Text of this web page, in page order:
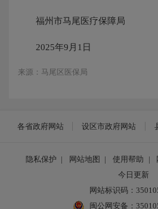
福州市马尾医疗保障局
2025年9月1日
来源：马尾区医保局
各省政府网站 设区市政府网站
隐私保护 | 网站地图 | 使用帮助 |
今日更新
网站标识码：
闽公网安备：